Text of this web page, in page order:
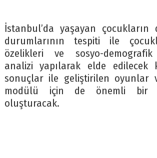
İstanbul’da yaşayan çocukların
durumlarının tespiti ile
özelikleri ve sosyo-
analizi yapılarak elde edilecek
sonuçlar ile geliştirilen oyunlar
modülü için de önemli bir
oluşturacak.